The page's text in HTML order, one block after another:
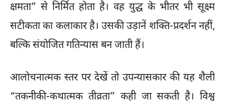
क्षमता” से निर्मित होता है। वह युद्ध के भीतर भी सूक्ष्म
सटीकता का कलाकार है। उसकी उड़ानें शक्ति-प्रदर्शन नहीं,
बल्कि संयोजित गतिन्यास बन जाती हैं।
आलोचनात्मक स्तर पर देखें तो उपन्यासकार की यह शैली
“तकनीकी-कथात्मक तीव्रता” कही जा सकती है। विश्व